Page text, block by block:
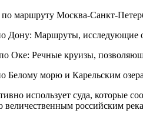
маршруту Москва-Санкт-
Дону: Маршруты, исследующие
Оке: Речные круизы,
Белому морю и Карельским
использует суда, которые
величественным российским